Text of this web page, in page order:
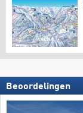
Beoordelingen